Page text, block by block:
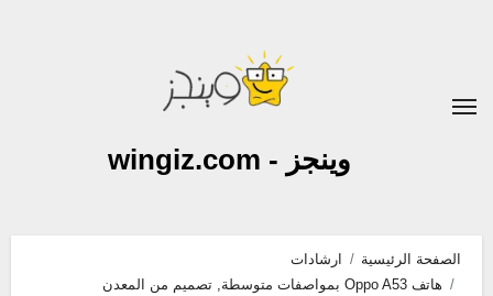
وينجز - wingiz.com
الصفحة الرئيسية
ارشادات
هاتف Oppo A53 بمواصفات متوسطة, تصميم من المعدن